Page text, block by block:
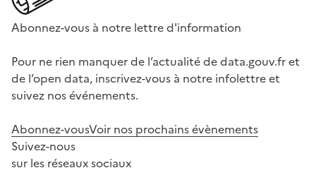
Abonnez-vous à notre lettre d'information
Pour ne rien manquer de l’actualité de data.gouv.fr et
de l’open data, inscrivez-vous à notre infolettre et
suivez nos événements.
Abonnez-vousVoir nos prochains évènements
Suivez-nous
sur les réseaux sociaux